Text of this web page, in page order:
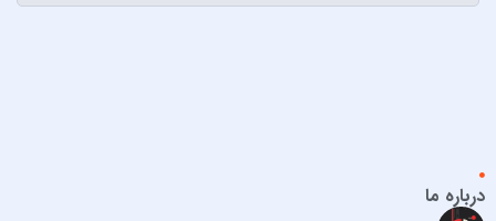
ابی و کامران و هومن
احمد سلو
درباره ما